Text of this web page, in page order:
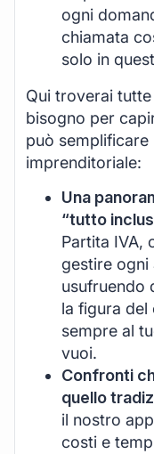
ogni
chiamata
solo in
Qui troverai
bisogno per
può semplificare
imprenditoriale:
Una
“tutto
Partita IVA,
gestire ogni
usufruendo
la figura del
sempre al
vuoi.
Confronti
quello
il nostro
costi e